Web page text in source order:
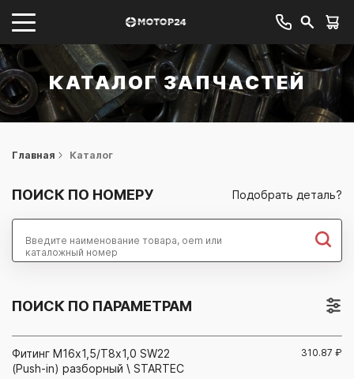
КАТАЛОГ ЗАПЧАСТЕЙ
Главная Каталог
ПОИСК ПО НОМЕРУ Подобрать деталь?
ПОИСК ПО ПАРАМЕТРАМ
Фитинг М16x1,5/Т8x1,0 SW22
(Push-in) разборный \ STARTEC
310.87 ₽